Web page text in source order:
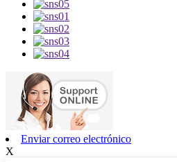
Enviar correo electrónico
X